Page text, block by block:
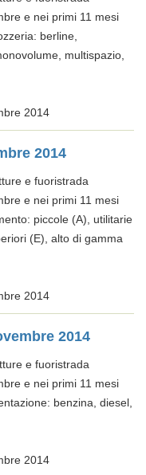
e nei primi 11 mesi
berline,
multispazio,
2014
2014
e fuoristrada
e nei primi 11 mesi
piccole (A), utilitarie
(E), alto di gamma
2014
2014
e fuoristrada
e nei primi 11 mesi
benzina, diesel,
2014